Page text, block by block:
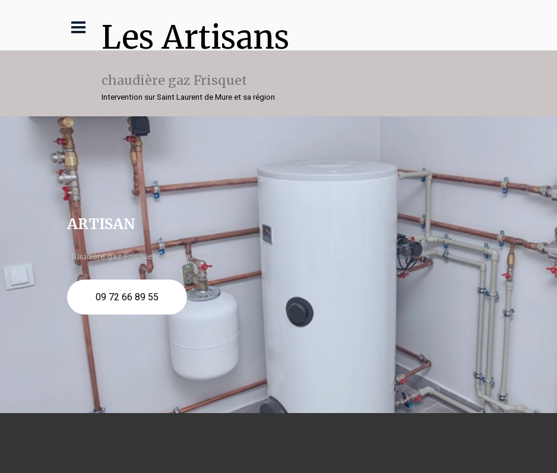
Les Artisans
chaudière gaz Frisquet
Intervention sur Saint Laurent de Mure et sa région
ARTISAN
chaudière gaz Frisquet Saint Laurent de Mure
09 72 66 89 55